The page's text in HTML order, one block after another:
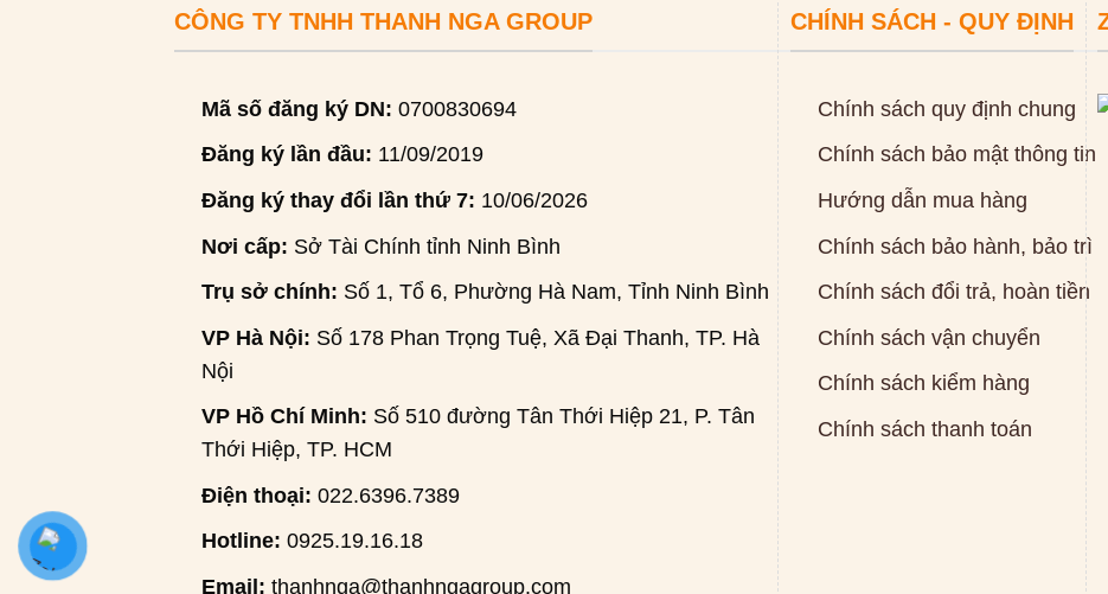
CÔNG TY TNHH THANH NGA GROUP
Mã số đăng ký DN: 0700830694
Đăng ký lần đầu: 11/09/2019
Đăng ký thay đổi lần thứ 7: 10/06/2026
Nơi cấp: Sở Tài Chính tỉnh Ninh Bình
Trụ sở chính: Số 1, Tổ 6, Phường Hà Nam, Tỉnh Ninh Bình
VP Hà Nội: Số 178 Phan Trọng Tuệ, Xã Đại Thanh, TP. Hà
Nội
VP Hồ Chí Minh: Số 510 đường Tân Thới Hiệp 21, P. Tân
Thới Hiệp, TP. HCM
Điện thoại: 022.6396.7389
Hotline: 0925.19.16.18
Email: thanhnga@thanhngagroup.com
CHÍNH SÁCH - QUY ĐỊNH
Chính sách quy định chung
Chính sách bảo mật thông tin
Hướng dẫn mua hàng
Chính sách bảo hành, bảo trì
Chính sách đổi trả, hoàn tiền
Chính sách vận chuyển
Chính sách kiểm hàng
Chính sách thanh toán